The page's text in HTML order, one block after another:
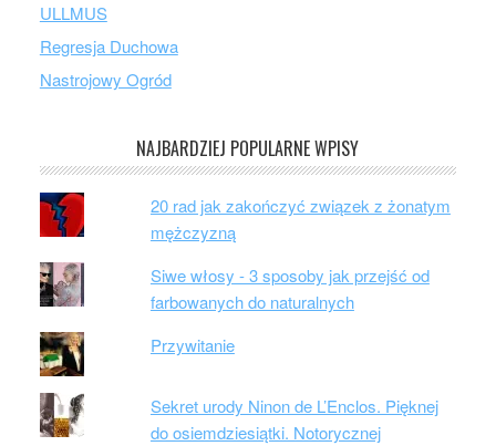
ULLMUS
Regresja Duchowa
Nastrojowy Ogród
NAJBARDZIEJ POPULARNE WPISY
20 rad jak zakończyć związek z żonatym
mężczyzną
Siwe włosy - 3 sposoby jak przejść od
farbowanych do naturalnych
Przywitanie
Sekret urody Ninon de L’Enclos. Pięknej
do osiemdziesiątki. Notorycznej